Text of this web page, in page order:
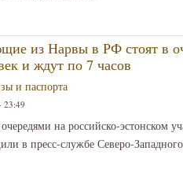
из Нарвы в РФ стоят в
и ждут по 7 часов
и паспорта
23:49
на российско-эстонском
в пресс-службе Северо-